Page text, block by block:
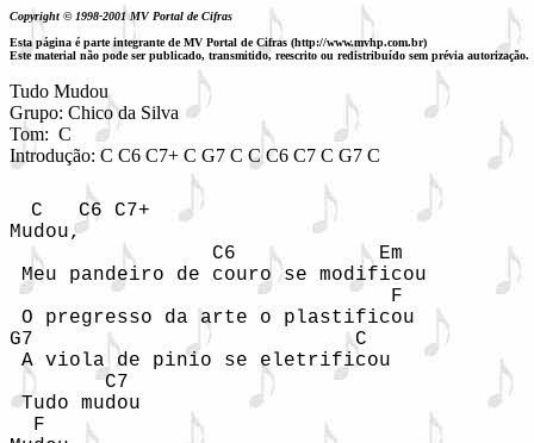
Copyright © 1998-2001 MV Portal de Cifras
Esta página é parte integrante de MV Portal de Cifras (http://www.mvhp.com.br)
Este material não pode ser publicado, transmitido, reescrito ou redistribuído sem prévia autorização.
Tudo Mudou
Grupo: Chico da Silva
Tom:  C
Introdução: C C6 C7+ C G7 C C C6 C7 C G7 C
C   C6 C7+
Mudou,
                 C6            Em
Meu pandeiro de couro se modificou
                                F
O pregresso da arte o plastificou
G7                           C
A viola de pinio se eletrificou
        C7
Tudo mudou
  F